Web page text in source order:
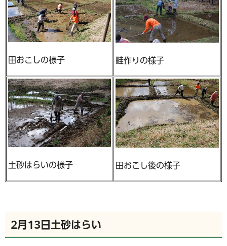
田おこしの様子 畦作りの様子
土砂はらいの様子 田おこし後の様子
2月13日土砂はらい